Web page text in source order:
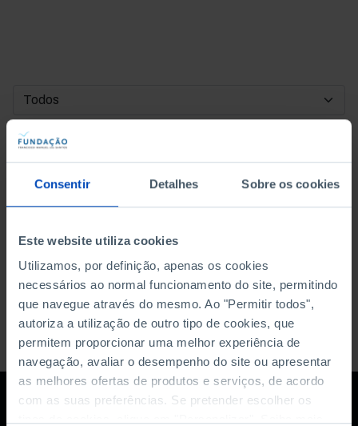
Consentir Detalhes Sobre os cookies
Este website utiliza cookies
Utilizamos, por definição, apenas os cookies
necessários ao normal funcionamento do site, permitindo
que navegue através do mesmo. Ao "Permitir todos",
autoriza a utilização de outro tipo de cookies, que
permitem proporcionar uma melhor experiência de
navegação, avaliar o desempenho do site ou apresentar
as melhores ofertas de produtos e serviços, de acordo
com as suas preferências. Se pretender escolher os
DATA DE INÍCIO
DATA DE FIM